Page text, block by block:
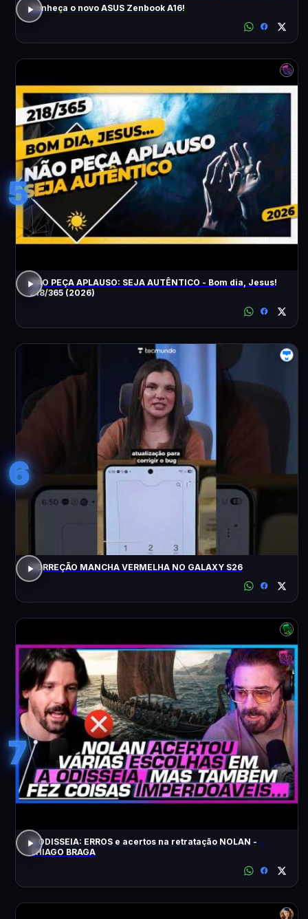
Conheça o novo ASUS Zenbook A16!
5
NÃO PEÇA APLAUSO: SEJA AUTÊNTICO - Bom dia, Jesus!
218/365 (2026)
6
CORREÇÃO MANCHA VERMELHA NO GALAXY S26
7
A ODISSEIA: ERROS e acertos na retratação NOLAN -
THIAGO BRAGA